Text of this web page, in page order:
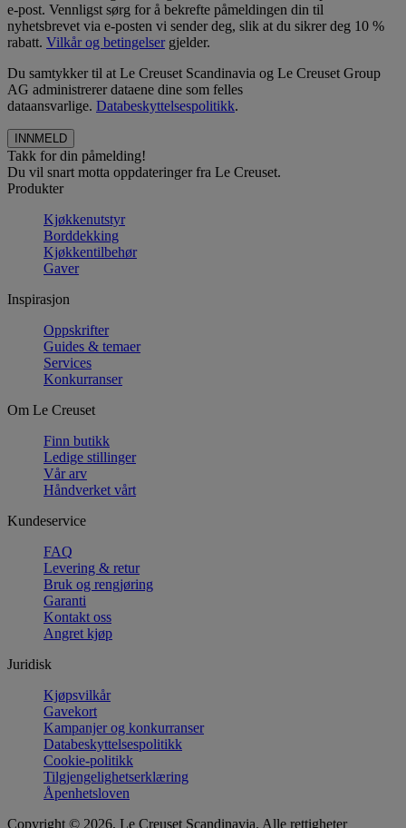
e-post. Vennligst sørg for å bekrefte påmeldingen din til
nyhetsbrevet via e-posten vi sender deg, slik at du sikrer deg 10 %
rabatt. Vilkår og betingelsergjelder.
Du samtykker til at Le Creuset Scandinavia og Le Creuset Group
AG administrerer dataene dine som felles
dataansvarlige. Databeskyttelsespolitikk.
Takk for din påmelding!
Du vil snart motta oppdateringer fra Le Creuset.
Produkter
Kjøkkenutstyr
Borddekking
Kjøkkentilbehør
Gaver
Inspirasjon
Oppskrifter
Guides & temaer
Services
Konkurranser
Om Le Creuset
Finn butikk
Ledige stillinger
Vår arv
Håndverket vårt
Kundeservice
FAQ
Levering & retur
Bruk og rengjøring
Garanti
Kontakt oss
Angret kjøp
Juridisk
Kjøpsvilkår
Gavekort
Kampanjer og konkurranser
Databeskyttelsespolitikk
Cookie-politikk
Tilgjengelighetserklæring
Åpenhetsloven
Copyright © 2026, Le Creuset Scandinavia. Alle rettigheter